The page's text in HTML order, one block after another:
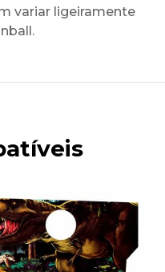
variar ligeiramente